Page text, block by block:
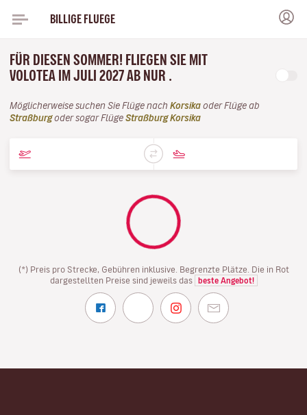
BILLIGE FLUEGE
FÜR DIESEN SOMMER! FLIEGEN SIE MIT
VOLOTEA IM JULI 2027 AB NUR .
Möglicherweise suchen Sie Flüge nach Korsika oder Flüge ab
Straßburgoder sogar Flüge Straßburg Korsika
(*) Preis pro Strecke, Gebühren inklusive. Begrenzte Plätze. Die in Rot
dargestellten Preise sind jeweils das
beste Angebot!